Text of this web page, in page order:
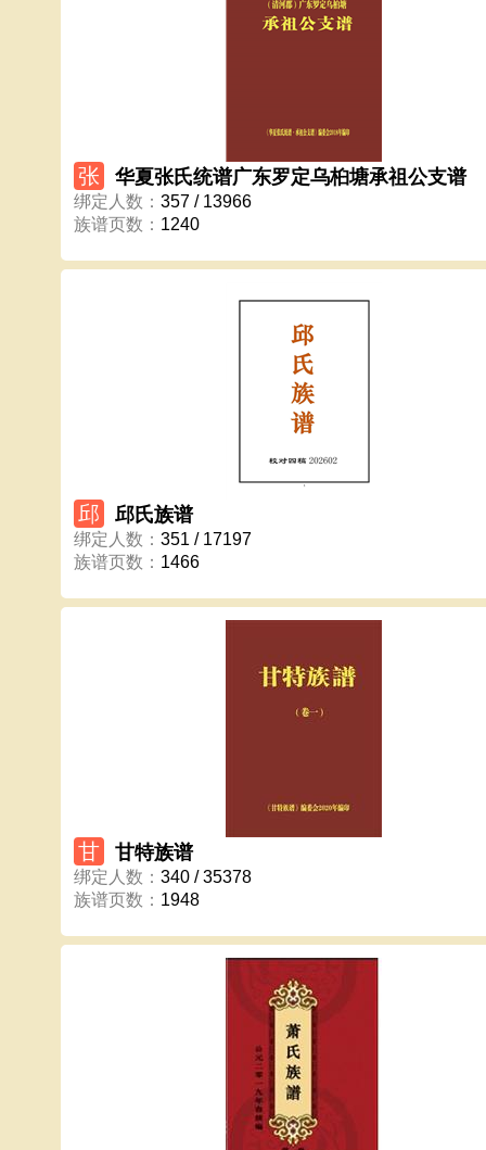
张 华夏张氏统谱广东罗定乌桕塘承祖公支谱
绑定人数 ： 357 / 13966
族谱页数 ： 1240
邱 邱氏族谱
绑定人数 ： 351 / 17197
族谱页数 ： 1466
甘 甘特族谱
绑定人数 ： 340 / 35378
族谱页数 ： 1948